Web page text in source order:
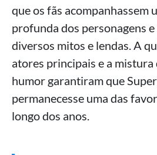
que os fãs acompanhassem
profunda dos personagens
diversos mitos e lendas. A
atores principais e a
humor garantiram que
permanecesse uma das
longo dos anos.